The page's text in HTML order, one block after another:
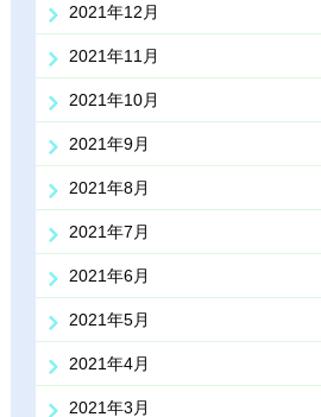
2021年12月
2021年11月
2021年10月
2021年9月
2021年8月
2021年7月
2021年6月
2021年5月
2021年4月
2021年3月